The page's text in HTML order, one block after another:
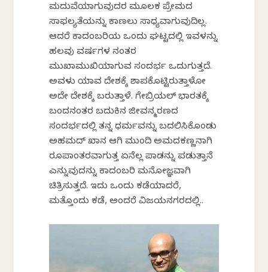
ಮದುವೆಯಾಗುವುದರ ಮೂಲಕ ಪ್ರೇಮದ
ಸಾಫಲ್ಯತೆಯನ್ನು ಕಾಣಲು ಸಾಧ್ಯವಾಗುವುದಿಲ್ಲ.
ಆದರೆ ಕಾದಂಬರಿಯ ಒಂದು ಘಟ್ಟದಲ್ಲಿ ಇವಳನ್ನು
ಹಲವು ವರ್ಷಗಳ ನಂತರ
ಮುಖಾಮುಖಿಯಾಗುವ ಸಂದರ್ಭ ಒದುಗುತ್ತದೆ.
ಅವಳು ಯಾವ ದೇಶಕ್ಕೆ ಶಾಪಕೊಟ್ಟಿರುತ್ತಾಳೋ
ಅದೇ ದೇಶಕ್ಕೆ ಬರುತ್ತಾಳೆ. ಗೇಬ್ರಿಯಲ್ ಭಾರತಕ್ಕೆ
ಬಂದನಂತರ ಬದುಕಿನ ಜೀವನ್ಮರಣದ
ಸಂದರ್ಭದಲ್ಲಿ ತನ್ನ ಧರ್ಮವನ್ನು ಬದಲಿಸಿಕೊಂಡು
ಅಹಮದ್ ಖಾನ ಆಗಿ ಮುಂದಿ ಅಮದಕಣ್ಣನಾಗಿ
ರೂಪಾಂತರವಾಗುತ್ತ ಏನೆಲ್ಲ ಪಾಡನ್ನು ಪಡುತ್ತಾನೆ
ಎನ್ನುವುದನ್ನು ಕಾದಂಬರಿ ಮನೋಜ್ಞವಾಗಿ
ಚಿತ್ರಿಸುತ್ತದೆ. ಇದು ಒಂದು ಕಡೆಯಾದರೆ,
ಮತ್ತೊಂದು ಕಡೆ, ಅಂದರೆ ವಿಜಯನಗರದಲ್ಲಿ..